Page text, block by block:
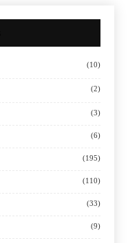
(10)
(2)
(3)
(6)
(195)
(110)
(33)
(9)